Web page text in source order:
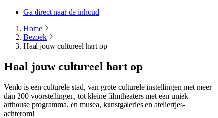
Ga direct naar de inhoud
Home
Bezoek
Haal jouw cultureel hart op
Haal jouw cultureel hart op
Venlo is een culturele stad, van grote culturele instellingen met meer
dan 200 voorstellingen, tot kleine filmtheaters met een uniek
arthouse programma, en musea, kunstgaleries en ateliertjes-
achterom!